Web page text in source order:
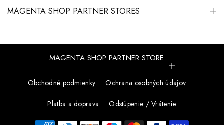
MAGENTA SHOP PARTNER STORES
MAGENTA SHOP PARTNER STORE
Obchodné podmienky Ochrana osobných údajov
Platba a doprava Odstúpenie / Vrátenie